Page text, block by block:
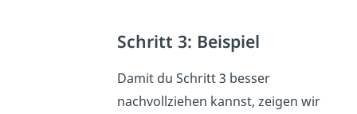
Schritt 3: Beispiel
Damit du Schritt 3 besser
nachvollziehen kannst, zeigen wir